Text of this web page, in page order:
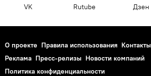
VK Rutube Дзен
О проекте Правила использования Контакты
Реклама Пресс-релизы Новости компаний
Политика конфиденциальности